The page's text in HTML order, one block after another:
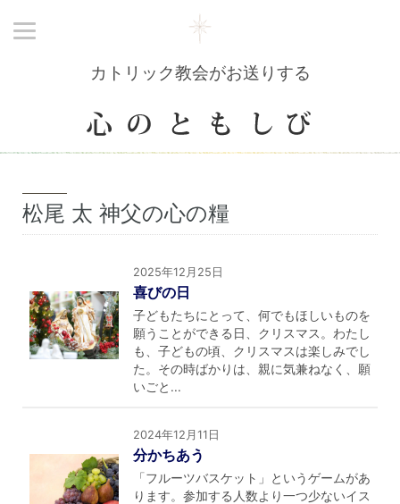
カトリック教会がお送りする
松尾 太 神父の心の糧
2025年12月25日
喜びの日
子どもたちにとって、何でもほしいものを
願うことができる日、クリスマス。わたし
も、子どもの頃、クリスマスは楽しみでし
た。その時ばかりは、親に気兼ねなく、願
いごと...
2024年12月11日
分かちあう
「フルーツバスケット」というゲームがあ
ります。参加する人数より一つ少ないイス